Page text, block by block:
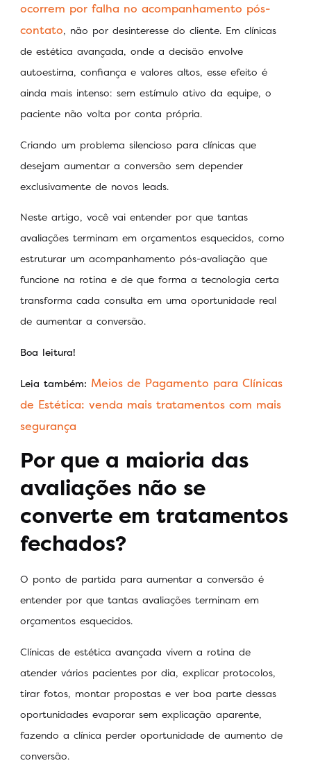
ocorrem por falha no acompanhamento pós-
contato, não por desinteresse do cliente. Em clínicas
de estética avançada, onde a decisão envolve
autoestima, confiança e valores altos, esse efeito é
ainda mais intenso: sem estímulo ativo da equipe, o
paciente não volta por conta própria.
Criando um problema silencioso para clínicas que
desejam aumentar a conversão sem depender
exclusivamente de novos leads.
Neste artigo, você vai entender por que tantas
avaliações terminam em orçamentos esquecidos, como
estruturar um acompanhamento pós-avaliação que
funcione na rotina e de que forma a tecnologia certa
transforma cada consulta em uma oportunidade real
de aumentar a conversão.
Boa leitura!
Leia também: Meios de Pagamento para Clínicas
de Estética: venda mais tratamentos com mais
segurança
Por que a maioria das
avaliações não se
converte em tratamentos
fechados?
O ponto de partida para aumentar a conversão é
entender por que tantas avaliações terminam em
orçamentos esquecidos.
Clínicas de estética avançada vivem a rotina de
atender vários pacientes por dia, explicar protocolos,
tirar fotos, montar propostas e ver boa parte dessas
oportunidades evaporar sem explicação aparente,
fazendo a clínica perder oportunidade de aumento de
conversão.